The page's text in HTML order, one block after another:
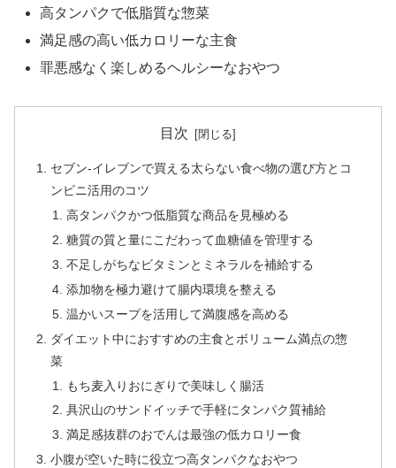
高タンパクで低脂質な惣菜
満足感の高い低カロリーな主食
罪悪感なく楽しめるヘルシーなおやつ
目次
セブン-イレブンで買える太らない食べ物の選び方とコ
ンビニ活用のコツ
高タンパクかつ低脂質な商品を見極める
糖質の質と量にこだわって血糖値を管理する
不足しがちなビタミンとミネラルを補給する
添加物を極力避けて腸内環境を整える
温かいスープを活用して満腹感を高める
ダイエット中におすすめの主食とボリューム満点の惣
菜
もち麦入りおにぎりで美味しく腸活
具沢山のサンドイッチで手軽にタンパク質補給
満足感抜群のおでんは最強の低カロリー食
小腹が空いた時に役立つ高タンパクなおやつ